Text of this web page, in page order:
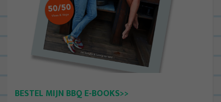
BESTEL MIJN BBQ E-BOOKS>>